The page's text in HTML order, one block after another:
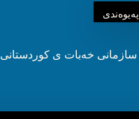
په‌یوه‌ندی
سازمانی خه‌بات ی کوردستانی